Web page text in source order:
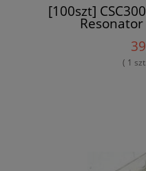
[100szt]
Resonator
( 1